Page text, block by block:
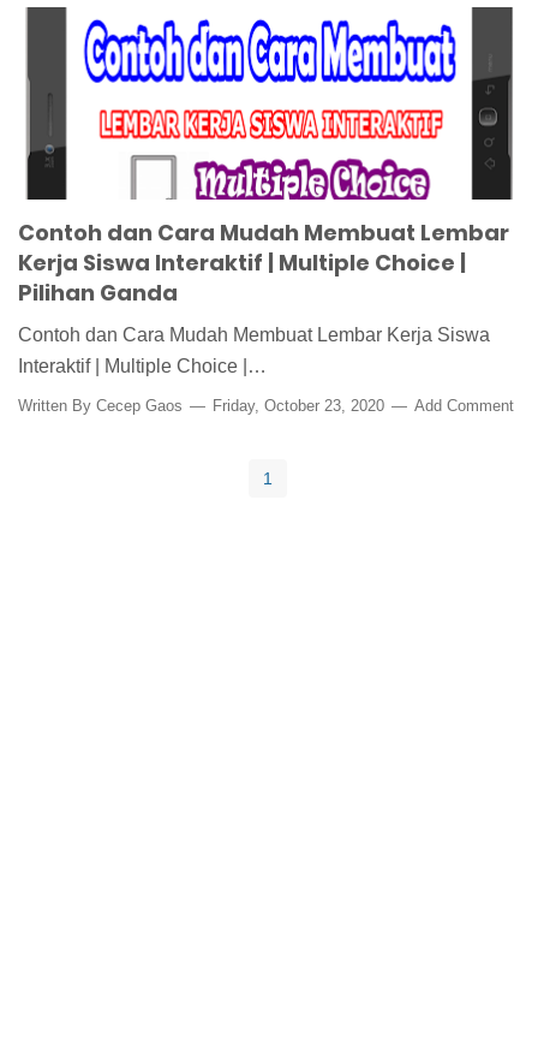
Lembar Kerja Siswa Interaktif Media Pembelajaran
Multiple Choice Pilihan Ganda
Tutorial Cara Membuat LKS Interaktif Multiple Choice
Contoh dan Cara Mudah Membuat Lembar
Kerja Siswa Interaktif | Multiple Choice |
Pilihan Ganda
Contoh dan Cara Mudah Membuat Lembar Kerja Siswa
Interaktif | Multiple Choice |…
Written By Cecep Gaos Friday, October 23, 2020 Add Comment
1